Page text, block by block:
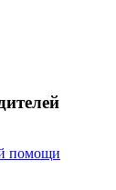
помощи